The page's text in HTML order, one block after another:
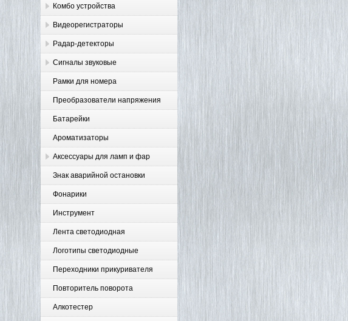
Комбо устройства
Видеорегистраторы
Радар-детекторы
Сигналы звуковые
Рамки для номера
Преобразователи напряжения
Батарейки
Ароматизаторы
Аксессуары для ламп и фар
Знак аварийной остановки
Фонарики
Инструмент
Лента светодиодная
Логотипы светодиодные
Переходники прикуривателя
Повторитель поворота
Алкотестер